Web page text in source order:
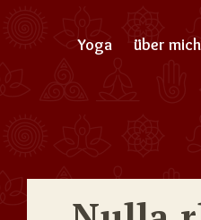
Yoga über mich